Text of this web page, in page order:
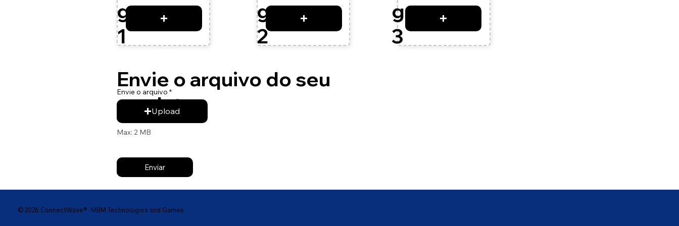
Enviar
produto
gem
1
gem
2
gem
3
Envie o arquivo do seu
produto
Envie o arquivo
Upload
Max: 2 MB
© 2026 ConnectWave® · MBM Technologies and Games